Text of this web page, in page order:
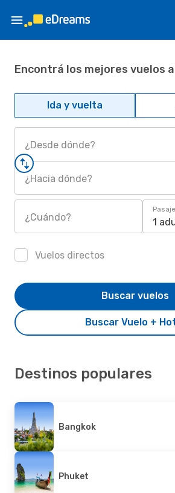
Encontrá los mejores vuelos
Ida y vuelta
¿Desde dónde?
¿Hacia dónde?
¿Cuándo? 1
Vuelos directos
Buscar Vuelo +
Buscar vuelos
Destinos populares
Bangkok
Phuket